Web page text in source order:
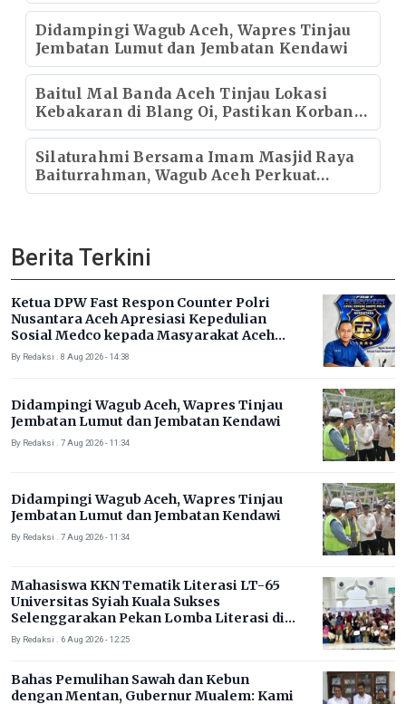
Didampingi Wagub Aceh, Wapres Tinjau
Jembatan Lumut dan Jembatan Kendawi
Baitul Mal Banda Aceh Tinjau Lokasi
Kebakaran di Blang Oi, Pastikan Korban
Mendapat Dukungan Kebutuhan Pokok
Silaturahmi Bersama Imam Masjid Raya
Baiturrahman, Wagub Aceh Perkuat
Sinergi dengan Ulama
Berita Terkini
Ketua DPW Fast Respon Counter Polri
Nusantara Aceh Apresiasi Kepedulian
Sosial Medco kepada Masyarakat Aceh
Timur
By Redaksi . 8 Aug 2026 - 14:38
Didampingi Wagub Aceh, Wapres Tinjau
Jembatan Lumut dan Jembatan Kendawi
By Redaksi . 7 Aug 2026 - 11:34
Didampingi Wagub Aceh, Wapres Tinjau
Jembatan Lumut dan Jembatan Kendawi
By Redaksi . 7 Aug 2026 - 11:34
Mahasiswa KKN Tematik Literasi LT-65
Universitas Syiah Kuala Sukses
Selenggarakan Pekan Lomba Literasi di
Gampong Rhieng Blang
By Redaksi . 6 Aug 2026 - 12:25
Bahas Pemulihan Sawah dan Kebun
dengan Mentan, Gubernur Mualem: Kami